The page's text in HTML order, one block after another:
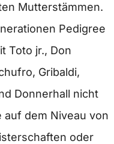
Mutterstämmen.
Pedigree
Toto jr., Don
Gribaldi,
Donnerhall nicht
dem Niveau von
oder